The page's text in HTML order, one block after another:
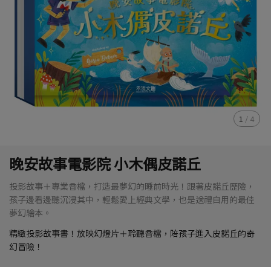
1 / 4
晚安故事電影院 小木偶皮諾丘
投影故事＋專業音檔，打造最夢幻的睡前時光！跟著皮諾丘歷險，
孩子邊看邊聽沉浸其中，輕鬆愛上經典文學，也是送禮自用的最佳
夢幻繪本。
精緻投影故事書！放映幻燈片＋聆聽音檔，陪孩子進入皮諾丘的奇
幻冒險！